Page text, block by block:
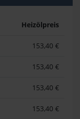
Heizölpreis
153,40 €
153,40 €
153,40 €
153,40 €